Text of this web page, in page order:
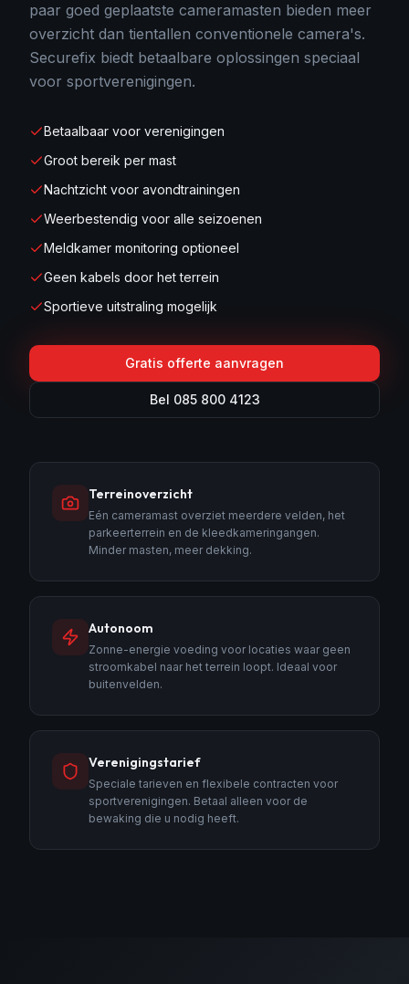
paar goed geplaatste cameramasten bieden meer
overzicht dan tientallen conventionele camera's.
Securefix biedt betaalbare oplossingen speciaal
voor sportverenigingen.
Betaalbaar voor verenigingen
Groot bereik per mast
Nachtzicht voor avondtrainingen
Weerbestendig voor alle seizoenen
Meldkamer monitoring optioneel
Geen kabels door het terrein
Sportieve uitstraling mogelijk
Gratis offerte aanvragen
Bel 085 800 4123
Terreinoverzicht
Eén cameramast overziet meerdere velden, het
parkeerterrein en de kleedkameringangen.
Minder masten, meer dekking.
Autonoom
Zonne-energie voeding voor locaties waar geen
stroomkabel naar het terrein loopt. Ideaal voor
buitenvelden.
Verenigingstarief
Speciale tarieven en flexibele contracten voor
sportverenigingen. Betaal alleen voor de
bewaking die u nodig heeft.